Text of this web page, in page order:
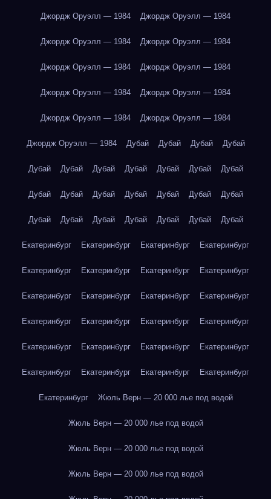
Джордж Оруэлл — 1984 Джордж Оруэлл — 1984
Джордж Оруэлл — 1984 Джордж Оруэлл — 1984
Джордж Оруэлл — 1984 Джордж Оруэлл — 1984
Джордж Оруэлл — 1984 Джордж Оруэлл — 1984
Джордж Оруэлл — 1984 Джордж Оруэлл — 1984
Джордж Оруэлл — 1984 Дубай Дубай Дубай Дубай
Дубай Дубай Дубай Дубай Дубай Дубай Дубай
Дубай Дубай Дубай Дубай Дубай Дубай Дубай
Дубай Дубай Дубай Дубай Дубай Дубай Дубай
Екатеринбург Екатеринбург Екатеринбург Екатеринбург
Екатеринбург Екатеринбург Екатеринбург Екатеринбург
Екатеринбург Екатеринбург Екатеринбург Екатеринбург
Екатеринбург Екатеринбург Екатеринбург Екатеринбург
Екатеринбург Екатеринбург Екатеринбург Екатеринбург
Екатеринбург Екатеринбург Екатеринбург Екатеринбург
Екатеринбург Жюль Верн — 20 000 лье под водой
Жюль Верн — 20 000 лье под водой
Жюль Верн — 20 000 лье под водой
Жюль Верн — 20 000 лье под водой